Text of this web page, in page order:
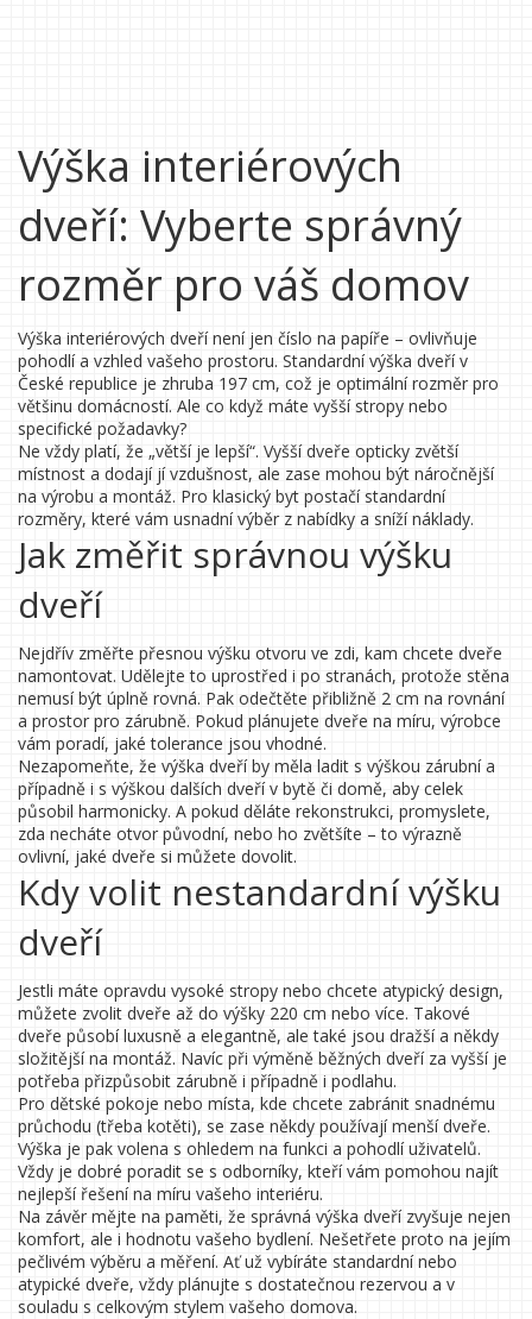
Výška interiérových
dveří: Vyberte správný
rozměr pro váš domov
Výška interiérových dveří není jen číslo na papíře – ovlivňuje
pohodlí a vzhled vašeho prostoru. Standardní výška dveří v
České republice je zhruba 197 cm, což je optimální rozměr pro
většinu domácností. Ale co když máte vyšší stropy nebo
specifické požadavky?
Ne vždy platí, že „větší je lepší“. Vyšší dveře opticky zvětší
místnost a dodají jí vzdušnost, ale zase mohou být náročnější
na výrobu a montáž. Pro klasický byt postačí standardní
rozměry, které vám usnadní výběr z nabídky a sníží náklady.
Jak změřit správnou výšku
dveří
Nejdřív změřte přesnou výšku otvoru ve zdi, kam chcete dveře
namontovat. Udělejte to uprostřed i po stranách, protože stěna
nemusí být úplně rovná. Pak odečtěte přibližně 2 cm na rovnání
a prostor pro zárubně. Pokud plánujete dveře na míru, výrobce
vám poradí, jaké tolerance jsou vhodné.
Nezapomeňte, že výška dveří by měla ladit s výškou zárubní a
případně i s výškou dalších dveří v bytě či domě, aby celek
působil harmonicky. A pokud děláte rekonstrukci, promyslete,
zda necháte otvor původní, nebo ho zvětšíte – to výrazně
ovlivní, jaké dveře si můžete dovolit.
Kdy volit nestandardní výšku
dveří
Jestli máte opravdu vysoké stropy nebo chcete atypický design,
můžete zvolit dveře až do výšky 220 cm nebo více. Takové
dveře působí luxusně a elegantně, ale také jsou dražší a někdy
složitější na montáž. Navíc při výměně běžných dveří za vyšší je
potřeba přizpůsobit zárubně i případně i podlahu.
Pro dětské pokoje nebo místa, kde chcete zabránit snadnému
průchodu (třeba kotěti), se zase někdy používají menší dveře.
Výška je pak volena s ohledem na funkci a pohodlí uživatelů.
Vždy je dobré poradit se s odborníky, kteří vám pomohou najít
nejlepší řešení na míru vašeho interiéru.
Na závěr mějte na paměti, že správná výška dveří zvyšuje nejen
komfort, ale i hodnotu vašeho bydlení. Nešetřete proto na jejím
pečlivém výběru a měření. Ať už vybíráte standardní nebo
atypické dveře, vždy plánujte s dostatečnou rezervou a v
souladu s celkovým stylem vašeho domova.